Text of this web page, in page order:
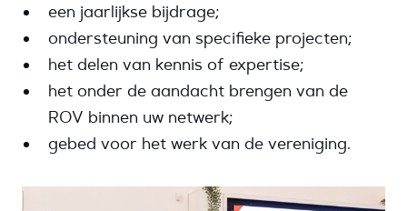
een jaarlijkse bijdrage;
ondersteuning van specifieke projecten;
het delen van kennis of expertise;
het onder de aandacht brengen van de
ROV binnen uw netwerk;
gebed voor het werk van de vereniging.